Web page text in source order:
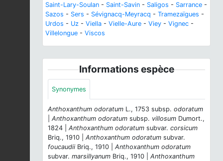
Saint-Lary-Soulan - Saint-Savin - Saligos - Sarrance -
Sazos - Sers - Sévignacq-Meyracq - Tramezaïgues -
Urdos - Uz - Viella - Vielle-Aure - Viey - Vignec -
Villelongue - Viscos
Informations espèce
Synonymes
Anthoxanthum odoratum L., 1753 subsp. odoratum
Anthoxanthum odoratum subsp. villosum Dumort.,
1824 | Anthoxanthum odoratum subvar. corsicum
Briq., 1910 | Anthoxanthum odoratum subvar.
foucaudii Briq., 1910 | Anthoxanthum odoratum
subvar. marsillyanum Briq., 1910 | Anthoxanthum